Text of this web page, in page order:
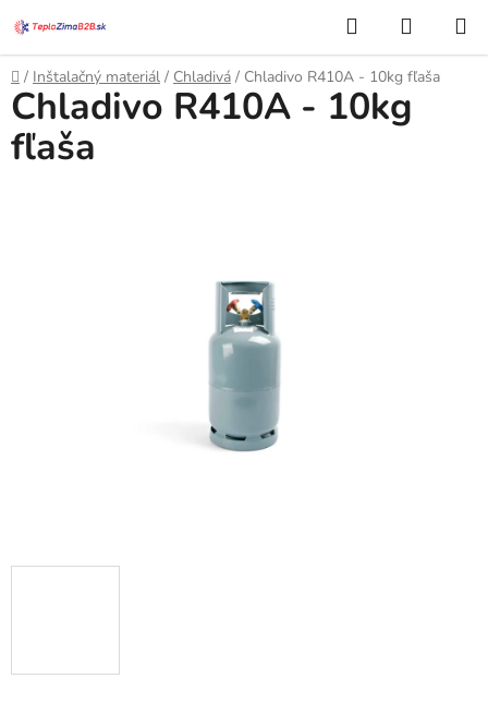
na
obsah
Hľadať
KOŠÍK
Domov
/ Inštalačný materiál / Chladivá / Chladivo R410A - 10kg fľaša
Chladivo R410A - 10kg
fľaša